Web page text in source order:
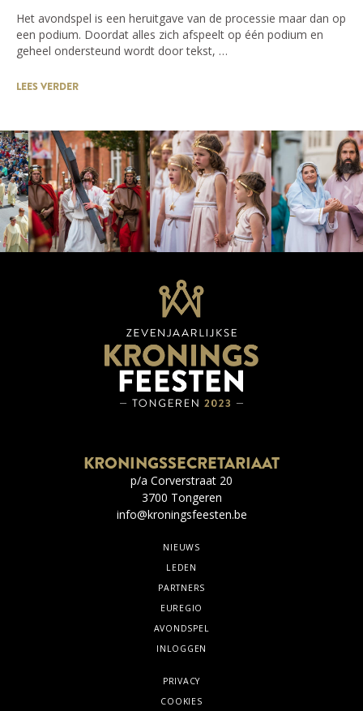
Het avondspel is een heruitgave van de processie maar dan op
een podium. Doordat alles zich afspeelt op één podium en
geheel ondersteund wordt door tekst, …
LEES VERDER
KRONINGSSECRETARIAAT
p/a Corverstraat 20
3700 Tongeren
info@kroningsfeesten.be
NIEUWS
LEDEN
PARTNERS
EUREGIO
AVONDSPEL
INLOGGEN
PRIVACY
COOKIES